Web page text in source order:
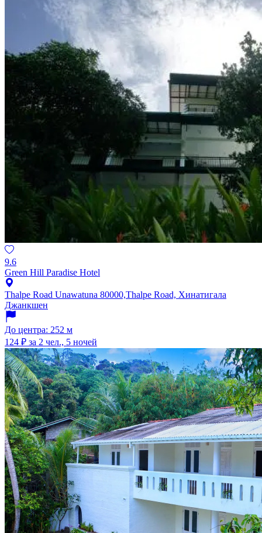
9.6
Green Hill Paradise Hotel
Thalpe Road Unawatuna 80000,Thalpe Road, Хинатигала
Джанкшен
До центра: 252 м
124 ₽ за 2 чел., 5 ночей